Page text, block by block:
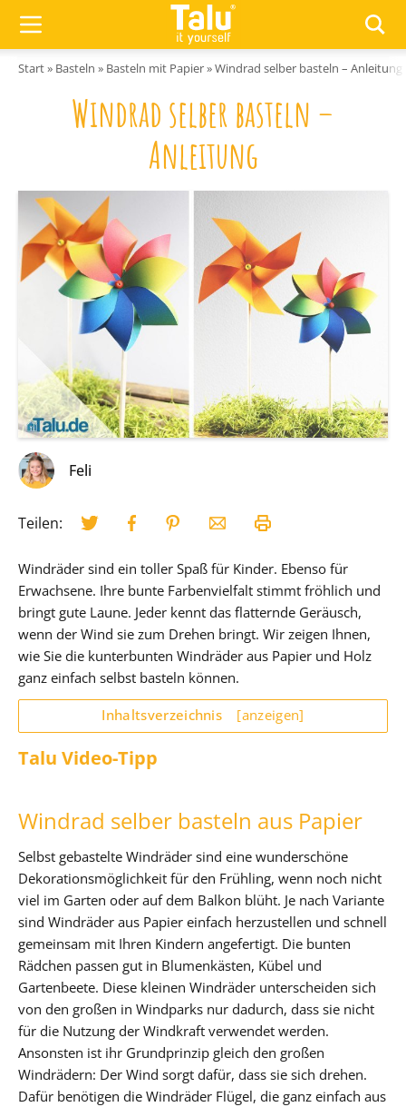
Start» Basteln » Basteln mit Papier»Windrad selber basteln – Anleitung
Windrad selber basteln –
Anleitung
Feli
Teilen:
Windräder sind ein toller Spaß für Kinder. Ebenso für
Erwachsene. Ihre bunte Farbenvielfalt stimmt fröhlich und
bringt gute Laune. Jeder kennt das flatternde Geräusch,
wenn der Wind sie zum Drehen bringt. Wir zeigen Ihnen,
wie Sie die kunterbunten Windräder aus Papier und Holz
ganz einfach selbst basteln können.
Inhaltsverzeichnis [anzeigen]
Talu Video-Tipp
Windrad selber basteln aus Papier
Selbst gebastelte Windräder sind eine wunderschöne
Dekorationsmöglichkeit für den Frühling, wenn noch nicht
viel im Garten oder auf dem Balkon blüht. Je nach Variante
sind Windräder aus Papier einfach herzustellen und schnell
gemeinsam mit Ihren Kindern angefertigt. Die bunten
Rädchen passen gut in Blumenkästen, Kübel und
Gartenbeete. Diese kleinen Windräder unterscheiden sich
von den großen in Windparks nur dadurch, dass sie nicht
für die Nutzung der Windkraft verwendet werden.
Ansonsten ist ihr Grundprinzip gleich den großen
Windrädern: Der Wind sorgt dafür, dass sie sich drehen.
Dafür benötigen die Windräder Flügel, die ganz einfach aus